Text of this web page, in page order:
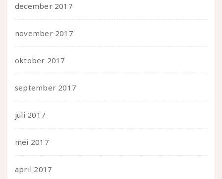
december 2017
november 2017
oktober 2017
september 2017
juli 2017
mei 2017
april 2017